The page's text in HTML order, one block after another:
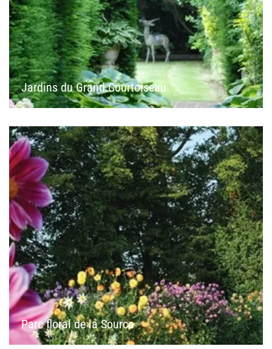
Jardins du Grand Courtoiseau
Parc floral de la Source